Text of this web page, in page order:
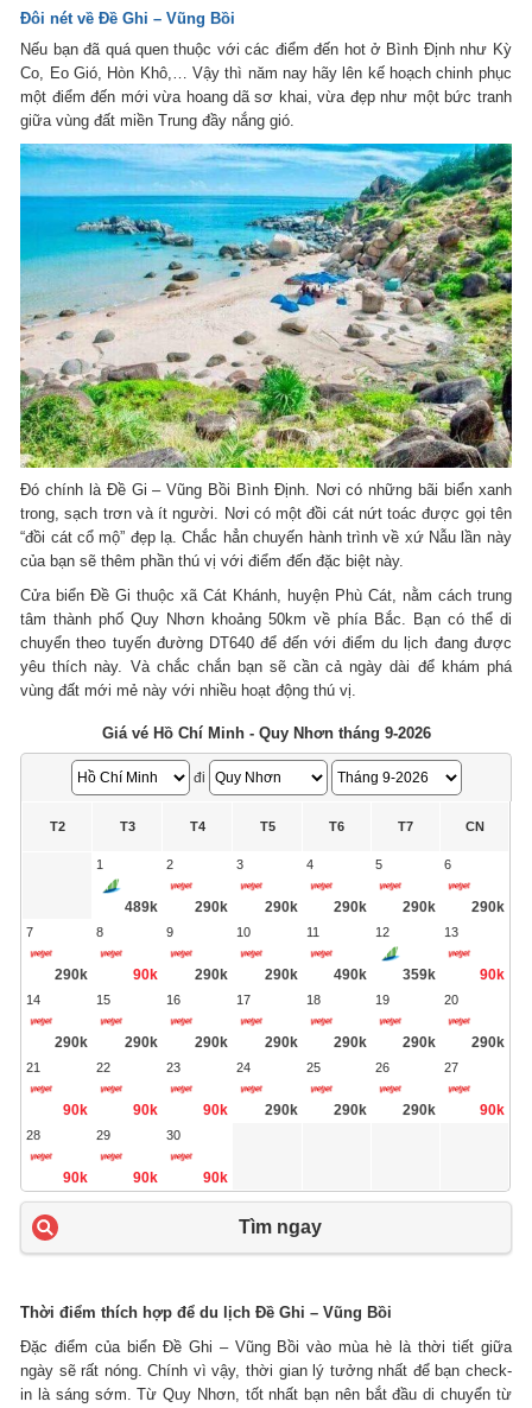
Đôi nét về Đề Ghi – Vũng Bồi
Nếu bạn đã quá quen thuộc với các điểm đến hot ở Bình Định như Kỳ
Co, Eo Gió, Hòn Khô,… Vậy thì năm nay hãy lên kế hoạch chinh phục
một điểm đến mới vừa hoang dã sơ khai, vừa đẹp như một bức tranh
giữa vùng đất miền Trung đầy nắng gió.
Đó chính là Đề Gi – Vũng Bồi Bình Định. Nơi có những bãi biển xanh
trong, sạch trơn và ít người. Nơi có một đồi cát nứt toác được gọi tên
“đồi cát cổ mộ” đẹp lạ. Chắc hẳn chuyến hành trình về xứ Nẫu lần này
của bạn sẽ thêm phần thú vị với điểm đến đặc biệt này.
Cửa biển Đề Gi thuộc xã Cát Khánh, huyện Phù Cát, nằm cách trung
tâm thành phố Quy Nhơn khoảng 50km về phía Bắc. Bạn có thể di
chuyển theo tuyến đường DT640 để đến với điểm du lịch đang được
yêu thích này. Và chắc chắn bạn sẽ cần cả ngày dài để khám phá
vùng đất mới mẻ này với nhiều hoạt động thú vị.
Giá vé Hồ Chí Minh - Quy Nhơn tháng 9-2026
đi
T2 T3 T4 T5 T6 T7 CN
1
489k
2
290k
3
290k
4
290k
5
290k
6
290k
7
290k
8
90k
9
290k
10
290k
11
490k
12
359k
13
90k
14
290k
15
290k
16
290k
17
290k
18
290k
19
290k
20
290k
21
90k
22
90k
23
90k
24
290k
25
290k
26
290k
27
90k
28
90k
29
90k
30
90k
Tìm ngay
Thời điểm thích hợp để du lịch Đề Ghi – Vũng Bồi
Đặc điểm của biển Đề Ghi – Vũng Bồi vào mùa hè là thời tiết giữa
ngày sẽ rất nóng. Chính vì vậy, thời gian lý tưởng nhất để bạn check-
in là sáng sớm. Từ Quy Nhơn, tốt nhất bạn nên bắt đầu di chuyển từ